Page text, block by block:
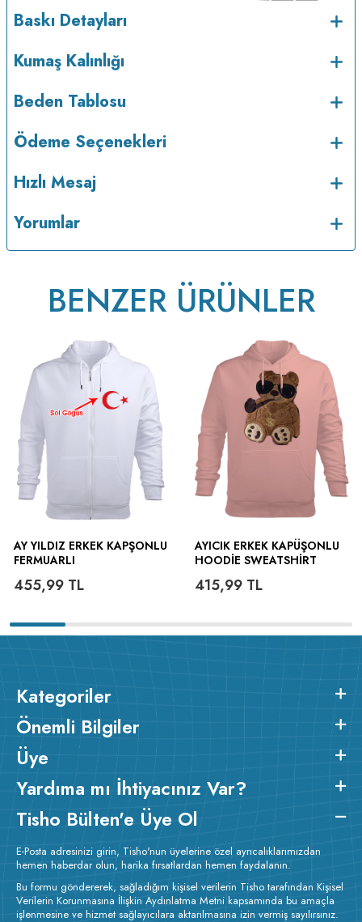
vermez.
Kumaş Kalınlığı :
Bakım : Kısa programda maksimum 30
kurutulmaz.Orta ısıda ve tersten ütülenir.
Baskı Detayları
Kumaş Kalınlığı
Beden Tablosu
Ödeme Seçenekleri
Hızlı Mesaj
Yorumlar
BENZER ÜRÜNLER
AY YILDIZ ERKEK KAPŞONLU
FERMUARLI
455,99 TL
AYICIK ERKEK KAPÜŞONLU
HOODIE SWEATSHIRT
415,99TL
Kategoriler
Önemli Bilgiler
Üye
Yardıma mı İhtiyacınız Var?
Tisho Bülten'e Üye Ol
E-Posta adresinizi girin, Tisho'nun üyelerine özel ayrıcalıklarımızdan
hemen haberdar olun, harika fırsatlardan hemen faydalanın.
Bu formu göndererek, sağladığım kişisel verilerin Tisho tarafından Kişisel
Verilerin Korunmasına İlişkin Aydınlatma Metni kapsamında bu amaçla
işlenmesine ve hizmet sağlayıcılara aktarılmasına izin vermiş sayılırsınız.